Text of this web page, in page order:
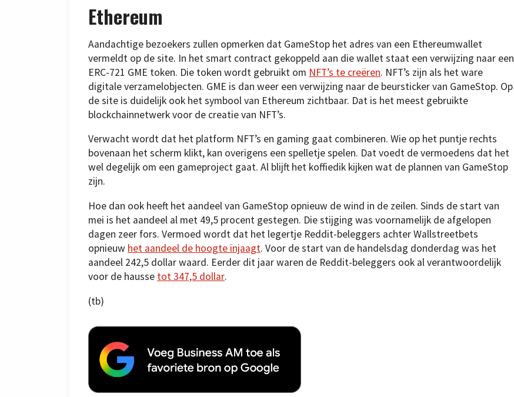
Ethereum
Aandachtige bezoekers zullen opmerken dat GameStop het adres van een Ethereumwallet
vermeldt op de site. In het smart contract gekoppeld aan die wallet staat een verwijzing naar een
ERC-721 GME token. Die token wordt gebruikt om NFT’s te creëren. NFT’s zijn als het ware
digitale verzamelobjecten. GME is dan weer een verwijzing naar de beursticker van GameStop. Op
de site is duidelijk ook het symbool van Ethereum zichtbaar. Dat is het meest gebruikte
blockchainnetwerk voor de creatie van NFT’s.
Verwacht wordt dat het platform NFT’s en gaming gaat combineren. Wie op het puntje rechts
bovenaan het scherm klikt, kan overigens een spelletje spelen. Dat voedt de vermoedens dat het
wel degelijk om een gameproject gaat. Al blijft het koffiedik kijken wat de plannen van GameStop
zijn.
Hoe dan ook heeft het aandeel van GameStop opnieuw de wind in de zeilen. Sinds de start van
mei is het aandeel al met 49,5 procent gestegen. Die stijging was voornamelijk de afgelopen
dagen zeer fors. Vermoed wordt dat het legertje Reddit-beleggers achter Wallstreetbets
opnieuw het aandeel de hoogte injaagt. Voor de start van de handelsdag donderdag was het
aandeel 242,5 dollar waard. Eerder dit jaar waren de Reddit-beleggers ook al verantwoordelijk
voor de hausse tot 347,5 dollar.
(tb)